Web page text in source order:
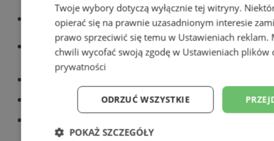
Wiadomości kryminalne w Tychach
Wiadomości lokalne
Tworzenie stron www - Tychy
ogłoszenia
Twoje wybory dotyczą wyłącznie tej witryny.
opierać się na prawnie uzasadnionym interesie
prawo sprzeciwić się temu w Ustawieniach reklam.
chwili wycofać swoją zgodę w Ustawieniach plików
prywatności
ODRZUĆ WSZYSTKIE
POKAŻ SZCZEGÓŁY